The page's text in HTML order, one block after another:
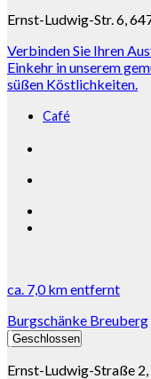
Ernst-Ludwig-Str. 6,
Verbinden Sie Ihren
Einkehr in unserem
süßen Köstlichkeiten.
Café
ca. 7,0 kmentfernt
Burgschänke Breuberg
Geschlossen
Ernst-Ludwig-Straße